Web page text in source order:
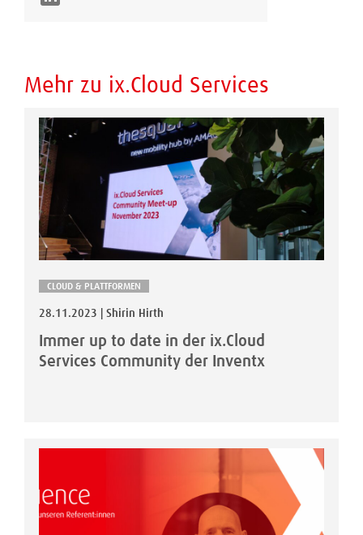
Mehr zu ix.Cloud Services
CLOUD & PLATTFORMEN
28.11.2023 | Shirin Hirth
Immer up to date in der ix.Cloud
Services Community der Inventx